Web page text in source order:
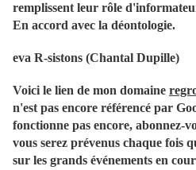
remplissent leur rôle
En accord avec la déontologie.
eva R-sistons (Chantal Dupille)
Voici le lien de mon domaine
n'est pas encore référencé par
fonctionne pas encore, abonnez-
vous serez prévenus chaque fois
sur les grands événements en